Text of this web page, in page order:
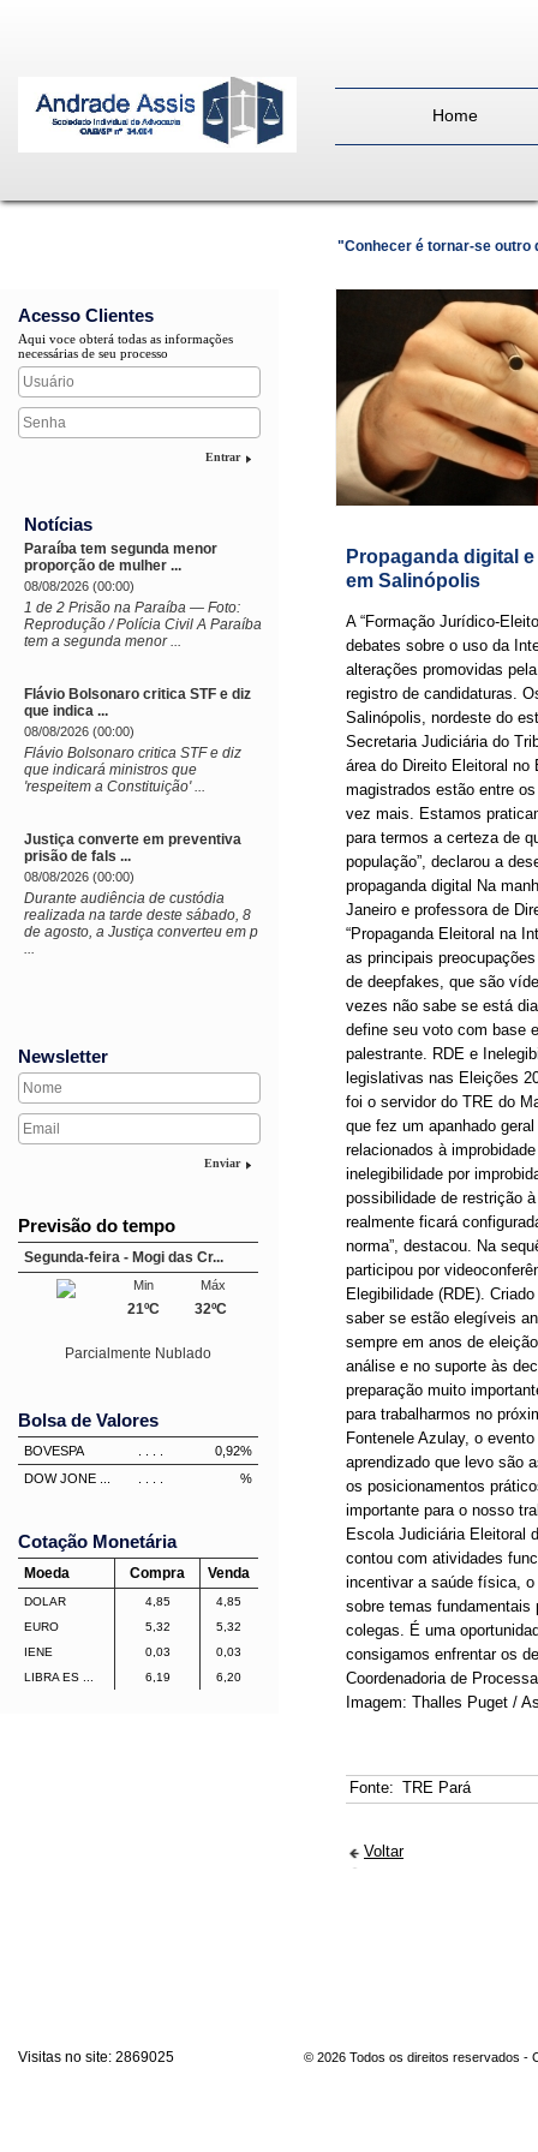
Home
"Conhecer é tornar-se outro
Acesso Clientes
Aqui voce obterá todas as informações
necessárias de seu processo
Entrar
Notícias
Paraíba tem segunda menor
proporção de mulher ...
08/08/2026 (00:00)
1 de 2 Prisão na Paraíba — Foto:
Reprodução / Polícia Civil A Paraíba
tem a segunda menor ...
Flávio Bolsonaro critica STF e diz
que indica ...
08/08/2026 (00:00)
Flávio Bolsonaro critica STF e diz
que indicará ministros que
'respeitem a Constituição' ...
Justiça converte em preventiva
prisão de fals ...
08/08/2026 (00:00)
Durante audiência de custódia
realizada na tarde deste sábado, 8
de agosto, a Justiça converteu em p
...
Newsletter
Enviar
Previsão do tempo
Segunda-feira - Mogi das Cr...
Máx
32ºC
Min
21ºC
Parcialmente Nublado
Bolsa de Valores
BOVESPA 0,92%
DOW JONE ...
%
Cotação Monetária
Moeda Compra Venda
DOLAR 4,85
4,85
EURO
5,32
5,32
IENE
0,03
0,03
LIBRA ES ...
6,19 6,20
Propaganda digital
em Salinópolis
A “Formação Jurídico-
debates sobre o uso da
alterações promovidas
registro de candidaturas.
Salinópolis, nordeste do
Secretaria Judiciária do
área do Direito Eleitoral
magistrados estão entre
vez mais. Estamos
para termos a certeza de
população”, declarou a
propaganda digital Na
Janeiro e professora de
“Propaganda Eleitoral na
as principais
de deepfakes, que são
vezes não sabe se está
define seu voto com base
palestrante. RDE e
legislativas nas Eleições
foi o servidor do TRE do
que fez um apanhado
relacionados à
inelegibilidade por
possibilidade de restrição
realmente ficará
norma”, destacou. Na
participou por
Elegibilidade (RDE).
saber se estão elegíveis
sempre em anos de
análise e no suporte às
preparação muito
para trabalharmos no
Fontenele Azulay, o
aprendizado que levo são
os posicionamentos
importante para o nosso
Escola Judiciária Eleitoral
contou com atividades
incentivar a saúde física, o
sobre temas
colegas. É uma
consigamos enfrentar os
Coordenadoria de
Imagem: Thalles Puget /
Fonte: TRE Pará
Voltar
Visitas no site: 2869025 © 2026 Todos os direitos reservados -